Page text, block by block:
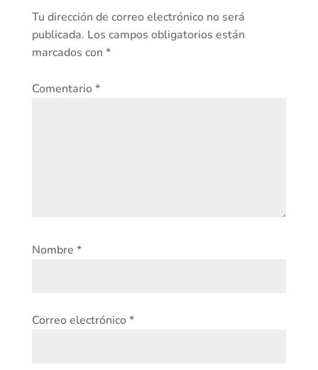
Tu dirección de correo electrónico no será
publicada. Los campos obligatorios están
marcados con *
Comentario*
Nombre *
Correo electrónico*